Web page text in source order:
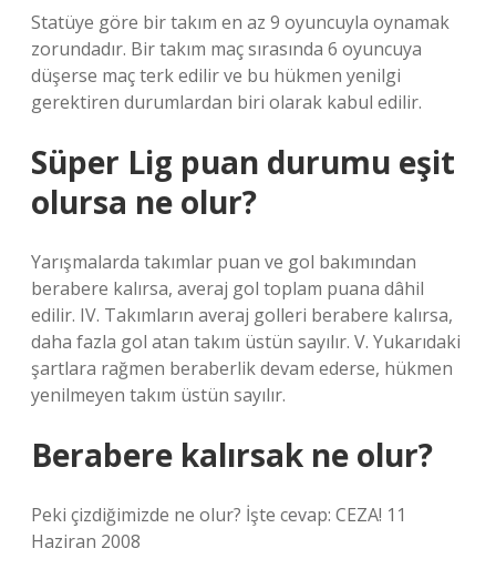
Statüye göre bir takım en az 9 oyuncuyla oynamak
zorundadır. Bir takım maç sırasında 6 oyuncuya
düşerse maç terk edilir ve bu hükmen yenilgi
gerektiren durumlardan biri olarak kabul edilir.
Süper Lig puan durumu eşit
olursa ne olur?
Yarışmalarda takımlar puan ve gol bakımından
berabere kalırsa, averaj gol toplam puana dâhil
edilir. IV. Takımların averaj golleri berabere kalırsa,
daha fazla gol atan takım üstün sayılır. V. Yukarıdaki
şartlara rağmen beraberlik devam ederse, hükmen
yenilmeyen takım üstün sayılır.
Berabere kalırsak ne olur?
Peki çizdiğimizde ne olur? İşte cevap: CEZA! 11
Haziran 2008